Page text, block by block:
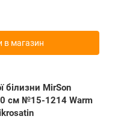
в магазин
білизни MirSon
см №15-1214 Warm